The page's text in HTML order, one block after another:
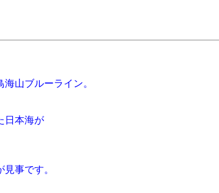
山ブルーライン。
日本海が
事です。